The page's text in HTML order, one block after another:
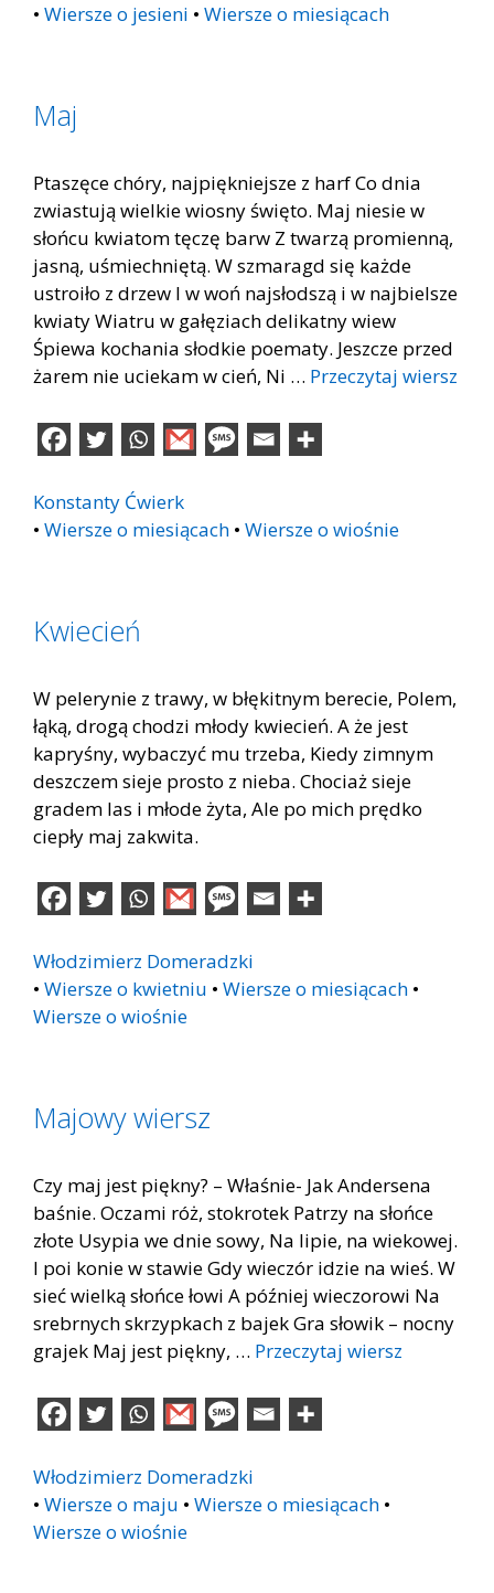
• Wiersze o jesieni • Wiersze o miesiącach
Maj
Ptaszęce chóry, najpiękniejsze z harf Co dnia
zwiastują wielkie wiosny święto. Maj niesie w
słońcu kwiatom tęczę barw Z twarzą promienną,
jasną, uśmiechniętą. W szmaragd się każde
ustroiło z drzew I w woń najsłodszą i w najbielsze
kwiaty Wiatru w gałęziach delikatny wiew
Śpiewa kochania słodkie poematy. Jeszcze przed
żarem nie uciekam w cień, Ni … Przeczytaj wiersz
Konstanty Ćwierk
• Wiersze o miesiącach • Wiersze o wiośnie
Kwiecień
W pelerynie z trawy, w błękitnym berecie, Polem,
łąką, drogą chodzi młody kwiecień. A że jest
kapryśny, wybaczyć mu trzeba, Kiedy zimnym
deszczem sieje prosto z nieba. Chociaż sieje
gradem las i młode żyta, Ale po mich prędko
ciepły maj zakwita.
Włodzimierz Domeradzki
• Wiersze o kwietniu • Wiersze o miesiącach •
Wiersze o wiośnie
Majowy wiersz
Czy maj jest piękny? – Właśnie- Jak Andersena
baśnie. Oczami róż, stokrotek Patrzy na słońce
złote Usypia we dnie sowy, Na lipie, na wiekowej.
I poi konie w stawie Gdy wieczór idzie na wieś. W
sieć wielką słońce łowi A później wieczorowi Na
srebrnych skrzypkach z bajek Gra słowik – nocny
grajek Maj jest piękny, … Przeczytaj wiersz
Włodzimierz Domeradzki
• Wiersze o maju • Wiersze o miesiącach •
Wiersze o wiośnie